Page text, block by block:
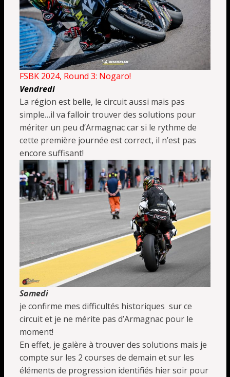
FSBK 2024, Round 3: Nogaro!
Vendredi
La région est belle, le circuit aussi mais pas
simple…il va falloir trouver des solutions pour
mériter un peu d’Armagnac car si le rythme de
cette première journée est correct, il n’est pas
encore suffisant!
Samedi
je confirme mes difficultés historiques sur ce
circuit et je ne mérite pas d’Armagnac pour le
moment!
En effet, je galère à trouver des solutions mais je
compte sur les 2 courses de demain et sur les
éléments de progression identifiés hier soir pour